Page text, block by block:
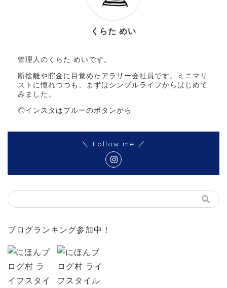
くらた めい
管理人のくらた めいです。
断捨離や貯金に目覚めたアラサー会社員です。ミニマリ
ストに憧れつつも、まずはシンプルライフからはじめて
みました。
◎インスタはブルーのボタンから
＼ Follow me ／
ブログランキング参加中！